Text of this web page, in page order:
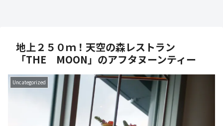
地上２５０ｍ！天空の森レストラン
「THE MOON」のアフタヌーンティー
Uncategorized